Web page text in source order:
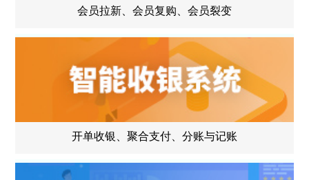
会员拉新、会员复购、会员裂变
开单收银、聚合支付、分账与记账